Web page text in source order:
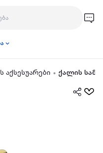
აქსესუარები ქალის